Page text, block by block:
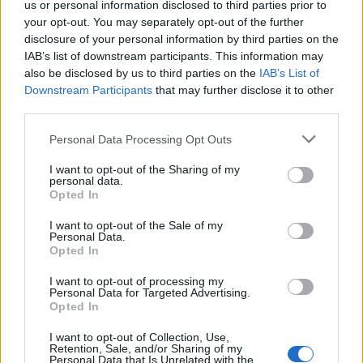
us or personal information disclosed to third parties prior to
your opt-out. You may separately opt-out of the further
disclosure of your personal information by third parties on the
IAB’s list of downstream participants. This information may
also be disclosed by us to third parties on the IAB’s List of
Downstream Participants that may further disclose it to other
Personal Data Processing Opt Outs
I want to opt-out of the Sharing of my
personal data.
Opted In
I want to opt-out of the Sale of my
Personal Data.
Opted In
I want to opt-out of processing my
Personal Data for Targeted Advertising.
Opted In
I want to opt-out of Collection, Use,
Retention, Sale, and/or Sharing of my
Personal Data that Is Unrelated with the
spraysqui repoussent les punaises de lit. Il peut
être judicieux d’en vaporiser un peu sur votre
valise.
En conclusion, mettre sa valise dans la baignoire de
l’hôtel est plus qu’une simple excentricité. C’est une
technique simple, efficace et préventive pour éviter
indésirables. Lors de votre prochain séjour, pensez-y !